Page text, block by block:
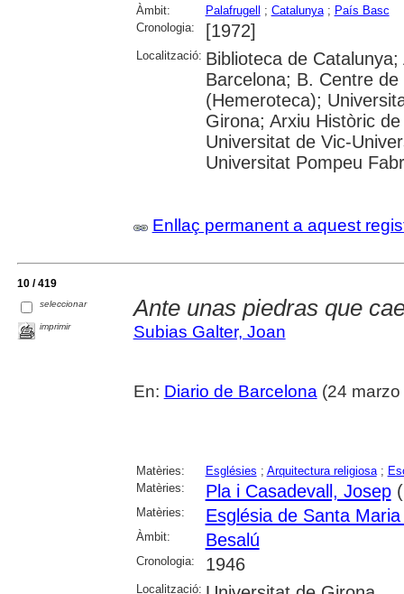
Àmbit: Palafrugell ; Catalunya; País Basc
Cronologia:
[1972]
Localització: Biblioteca de
Barcelona; B. Centre
(Hemeroteca);
Girona; Arxiu Històric
Universitat de Vic-
Universitat Pompeu
Enllaç permanent a aquest
10 / 419
seleccionar
imprimir
Ante unas piedras que
Subias Galter, Joan
En: Diario de Barcelona (24
Matèries: Esglésies ; Arquitectura religiosa;
Matèries:
Pla i Casadevall, Josep
Matèries: Església de Santa
Àmbit: Besalú
Cronologia: 1946
Localització: